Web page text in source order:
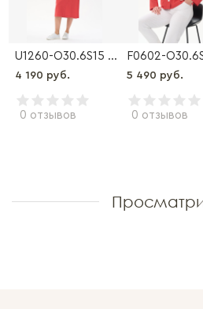
U1260-O30.6S15 Юбка
4 190 руб.
0 отзывов
5 490 руб.
0 отзывов